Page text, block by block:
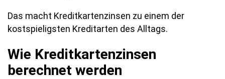
Das macht Kreditkartenzinsen zu einem der
kostspieligsten Kreditarten des Alltags.
Wie Kreditkartenzinsen
berechnet werden